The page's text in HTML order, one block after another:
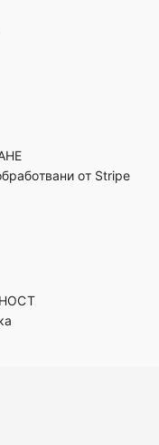
от Stripe